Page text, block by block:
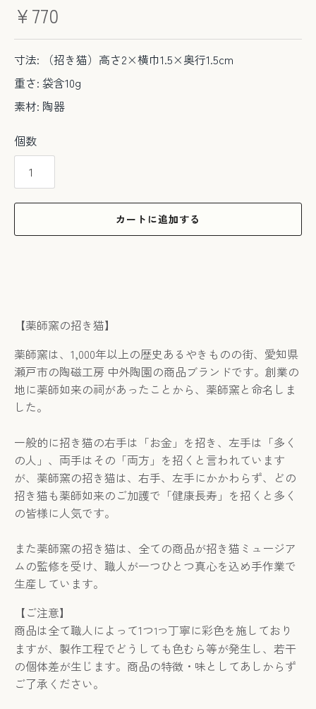
¥770
寸法: （招き猫）高さ2×横巾1.5×奥行1.5cm
重さ: 袋含10g
素材: 陶器
個数
カートに追加する
【薬師窯の招き猫】
薬師窯は、1,000年以上の歴史あるやきものの街、愛知県
瀬戸市の陶磁工房 中外陶園の商品ブランドです。創業の
地に薬師如来の祠があったことから、薬師窯と命名しま
した。
一般的に招き猫の右手は「お金」を招き、左手は「多く
の人」、両手はその「両方」を招くと言われています
が、薬師窯の招き猫は、右手、左手にかかわらず、どの
招き猫も薬師如来のご加護で「健康長寿」を招くと多く
の皆様に人気です。
また薬師窯の招き猫は、全ての商品が招き猫ミュージア
ムの監修を受け、職人が一つひとつ真心を込め手作業で
生産しています。
【ご注意】
商品は全て職人によって1つ1つ丁寧に彩色を施しており
ますが、製作工程でどうしても色むら等が発生し、若干
の個体差が生じます。商品の特徴・味としてあしからず
ご了承ください。